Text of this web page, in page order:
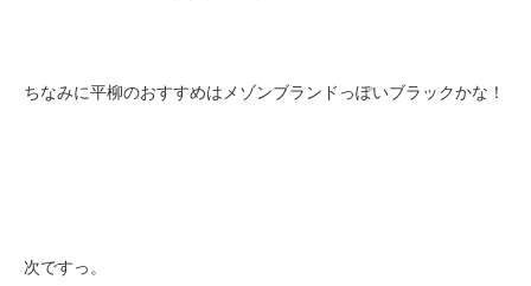
ちなみに平柳のおすすめはメゾンブランドっぽいブラックかな！
次ですっ。